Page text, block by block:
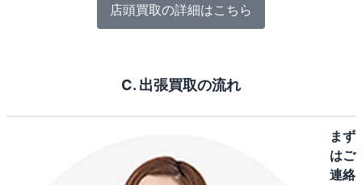
店頭買取の詳細はこちら
C. 出張買取の流れ
まず
はご
連絡